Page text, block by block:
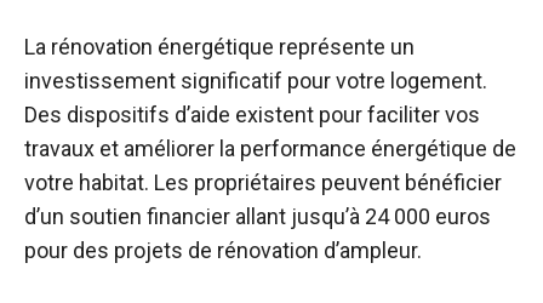
La rénovation énergétique représente un
investissement significatif pour votre logement.
Des dispositifs d’aide existent pour faciliter vos
travaux et améliorer la performance énergétique de
votre habitat. Les propriétaires peuvent bénéficier
d’un soutien financier allant jusqu’à 24 000 euros
pour des projets de rénovation d’ampleur.